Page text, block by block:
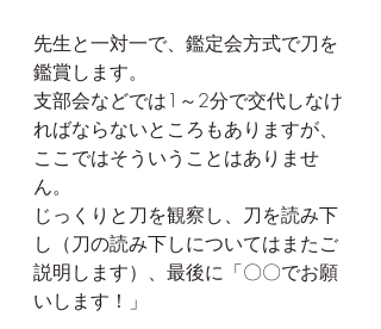
先生と一対一で、鑑定会方式で刀を
鑑賞します。
支部会などでは1～2分で交代しなけ
ればならないところもありますが、
ここではそういうことはありませ
ん。
じっくりと刀を観察し、刀を読み下
し（刀の読み下しについてはまたご
説明します）、最後に「〇〇でお願
いします！」